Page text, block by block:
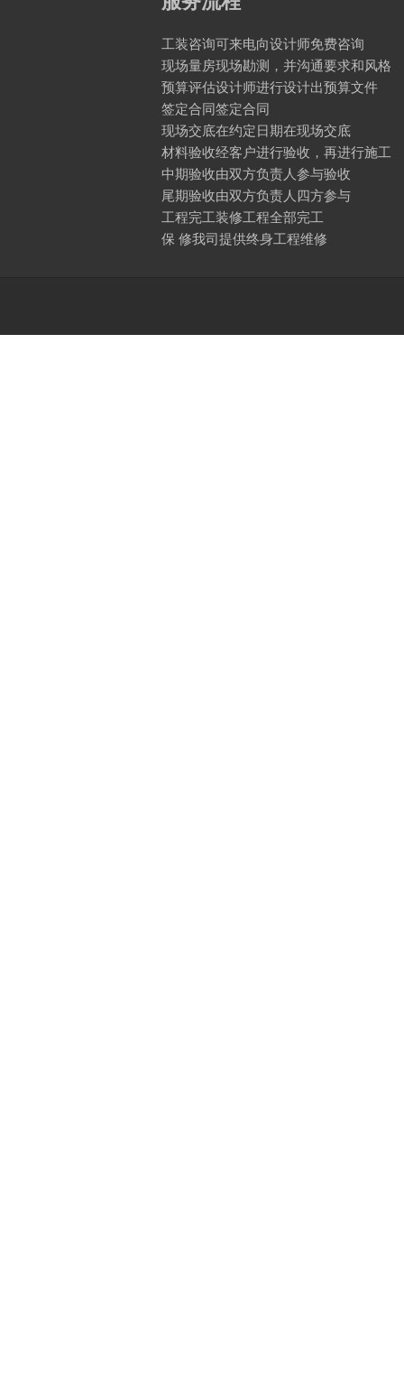
工装咨询可来电向设计师免费咨询
现场量房现场勘测，并沟通要求和风格
预算评估设计师进行设计出预算文件
签定合同签定合同
现场交底在约定日期在现场交底
材料验收经客户进行验收，再进行施工
中期验收由双方负责人参与验收
尾期验收由双方负责人四方参与
工程完工装修工程全部完工
保 修我司提供终身工程维修